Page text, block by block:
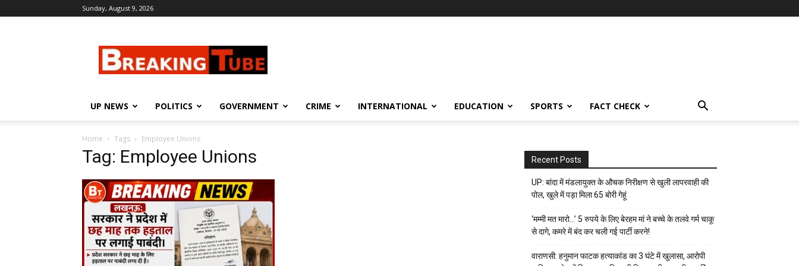
Sunday, August 9, 2026
UP NEWS POLITICS GOVERNMENT CRIME INTERNATIONAL EDUCATION SPORTS FACT CHECK
Home Tags Employee Unions
Tag: Employee Unions Recent Posts
UP: बांदा में मंडलायुक्त के औचक निरीक्षण से खुली लापरवाही की
पोल, खुले में पड़ा मिला 65 बोरी गेहूं
‘मम्मी मत मारो…’ 5 रुपये के लिए बेरहम मां ने बच्चे के तलवे गर्म चाकू
से दागे, कमरे में बंद कर चली गई पार्टी करने!
वाराणसी: हनुमान फाटक हत्याकांड का 3 घंटे में खुलासा, आरोपी